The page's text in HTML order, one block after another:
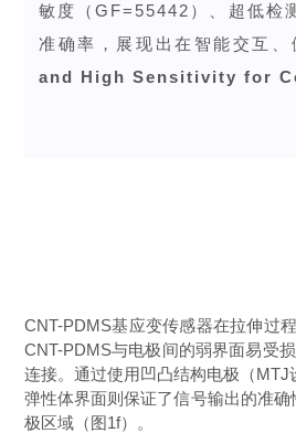
敏度（GF=55442）、超低检
准确率，展现出在智能交互
and High Sensitivity for
CNT-PDMS基应变传感器在拉伸过
CNT-PDMS与电极间的弱界面易受
连接。通过使用凹凸结构电极（
弹性体界面则保证了信号输出的准
极区域（图1f）。